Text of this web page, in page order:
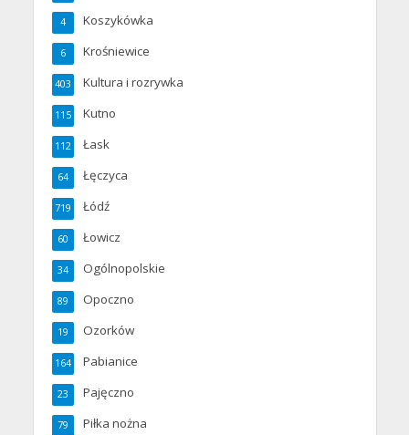
Koszykówka
4
Krośniewice
6
Kultura i rozrywka
403
Kutno
115
Łask
112
Łęczyca
64
Łódź
719
Łowicz
60
Ogólnopolskie
34
Opoczno
89
Ozorków
19
Pabianice
164
Pajęczno
23
Piłka nożna
79